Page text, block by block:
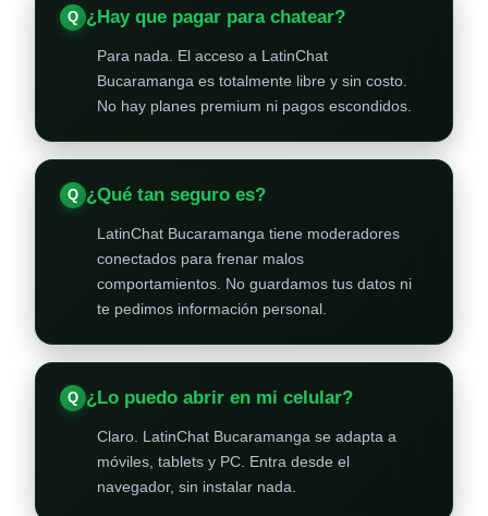
¿Hay que pagar para chatear?
Para nada. El acceso a LatinChat
Bucaramanga es totalmente libre y sin costo.
No hay planes premium ni pagos escondidos.
¿Qué tan seguro es?
LatinChat Bucaramanga tiene moderadores
conectados para frenar malos
comportamientos. No guardamos tus datos ni
te pedimos información personal.
¿Lo puedo abrir en mi celular?
Claro. LatinChat Bucaramanga se adapta a
móviles, tablets y PC. Entra desde el
navegador, sin instalar nada.